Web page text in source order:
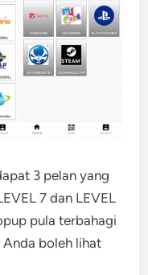
3 pelan yang
7 dan LEVEL
pula terbahagi
Anda boleh lihat